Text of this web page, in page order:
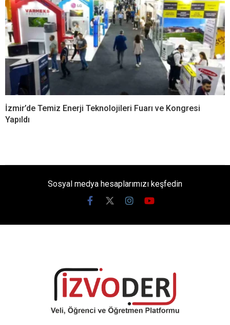
İzmir’de Temiz Enerji Teknolojileri Fuarı ve Kongresi
Yapıldı
Sosyal medya hesaplarımızı keşfedin